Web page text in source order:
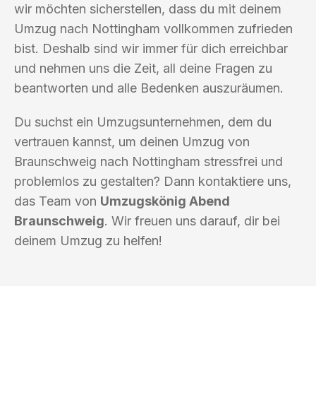
wir möchten sicherstellen, dass du mit deinem
Umzug nach Nottingham vollkommen zufrieden
bist. Deshalb sind wir immer für dich erreichbar
und nehmen uns die Zeit, all deine Fragen zu
beantworten und alle Bedenken auszuräumen.
Du suchst ein Umzugsunternehmen, dem du
vertrauen kannst, um deinen Umzug von
Braunschweig nach Nottingham stressfrei und
problemlos zu gestalten? Dann kontaktiere uns,
das Team von Umzugskönig Abend
Braunschweig. Wir freuen uns darauf, dir bei
deinem Umzug zu helfen!